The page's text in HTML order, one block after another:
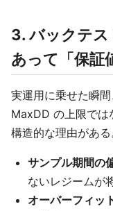
3. バックテス
あって「保証
実運用に乗せた瞬
MaxDD の上限では
構造的な理由がある
サンプル期間の
ないレジームが
オーバーフィッ